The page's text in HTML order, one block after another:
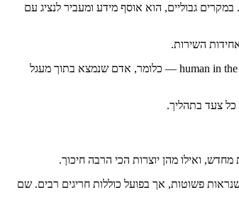
גבוליים, הוא אוסף מידע ומעביר לנציג עם
השירות.
חברות תוכנה ושירות רבות פועלות כך. בפרסומים מקצועיים של Salesforce, Microsoft ו-ServiceNow אפשר לראות דגש חוזר על שילוב בין אוטומציה, ניתוב חכם ו-human in the loop — כלומר, אדם שנמצא בתוך מעגל
כל צעד בתהליך.
ואילו מהן יוצרות הכי הרבה חיכוך.
פשוטות, אך בפועל כוללות חריגים רבים. שם